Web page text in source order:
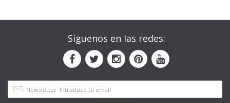
Síguenos en las redes: